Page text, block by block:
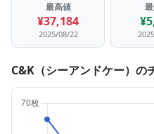
最高値
¥37,184
2025/08/22
C&K（シーアンドケー）の